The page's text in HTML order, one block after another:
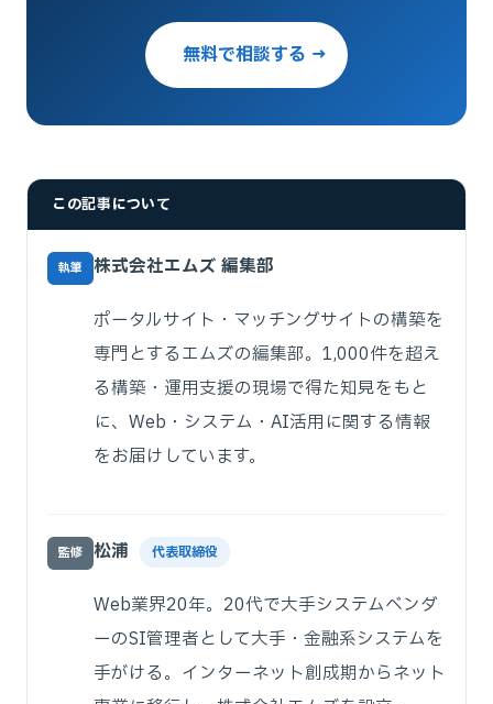
無料で相談する →
この記事について
執筆 株式会社エムズ 編集部
ポータルサイト・マッチングサイトの構築を
専門とするエムズの編集部。1,000件を超え
る構築・運用支援の現場で得た知見をもと
に、Web・システム・AI活用に関する情報
をお届けしています。
監修 松浦 代表取締役
Web業界20年。20代で大手システムベンダ
ーのSI管理者として大手・金融系システムを
手がける。インターネット創成期からネット